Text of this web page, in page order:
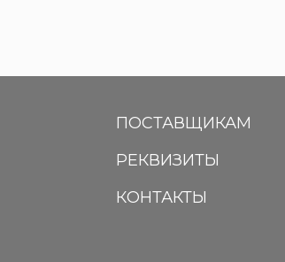
ПОСТАВЩИКАМ
РЕКВИЗИТЫ
КОНТАКТЫ